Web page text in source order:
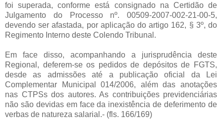
foi superada, conforme está consignado na Certidão de
Julgamento do Processo nº. 00509-2007-002-21-00-5,
devendo ser afastada, por aplicação do artigo 162, § 3º, do
Regimento Interno deste Colendo Tribunal.
Em face disso, acompanhando a jurisprudência deste
Regional, deferem-se os pedidos de depósitos de FGTS,
desde as admissões até a publicação oficial da Lei
Complementar Municipal 014/2006, além das anotações
nas CTPSs dos autores. As contribuições previdenciárias
não são devidas em face da inexistência de deferimento de
verbas de natureza salarial.- (fls. 166/169)